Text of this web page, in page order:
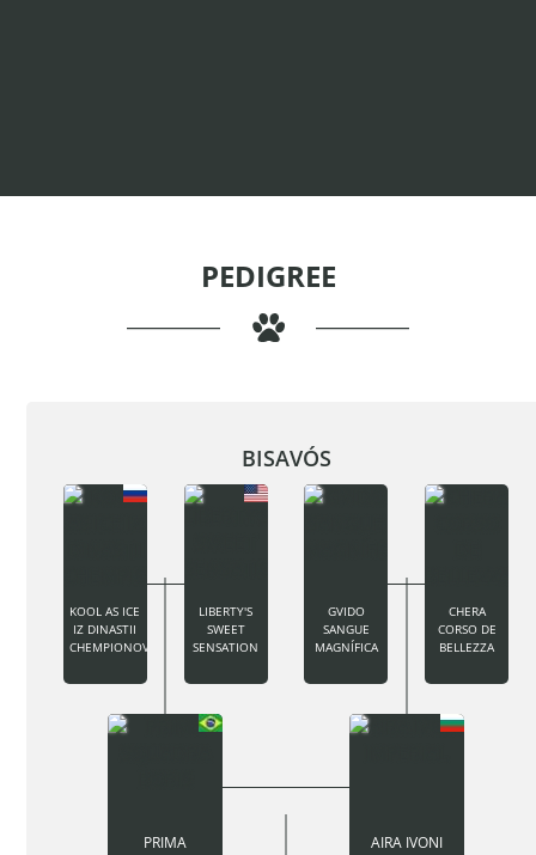
PEDIGREE
PRIMA
AIRA IVONI
BISAVÓS
KOOL AS ICE
IZ DINASTII
CHEMPIONOV
LIBERTY'S
SWEET
SENSATION
GVIDO
SANGUE
MAGNÍFICA
CHERA
CORSO DE
BELLEZZA